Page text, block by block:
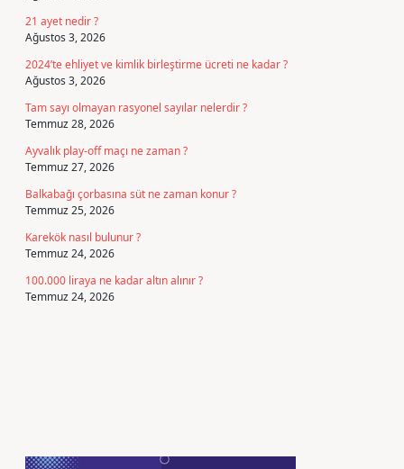
21 ayet nedir ?
Ağustos 3, 2026
2024’te ehliyet ve kimlik birleştirme ücreti ne kadar ?
Ağustos 3, 2026
Tam sayı olmayan rasyonel sayılar nelerdir ?
Temmuz 28, 2026
Ayvalık play-off maçı ne zaman ?
Temmuz 27, 2026
Balkabağı çorbasına süt ne zaman konur ?
Temmuz 25, 2026
Karekök nasıl bulunur ?
Temmuz 24, 2026
100.000 liraya ne kadar altın alınır ?
Temmuz 24, 2026